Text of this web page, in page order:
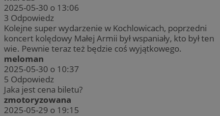
2025-05-30 o 13:06
3 Odpowiedz
Kolejne super wydarzenie w Kochlowicach, poprzedni
koncert kolędowy Małej Armii był wspaniały, kto był ten
wie. Pewnie teraz też będzie coś wyjątkowego.
meloman
2025-05-30 o 10:37
5 Odpowiedz
Jaka jest cena biletu?
zmotoryzowana
2025-05-29 o 19:15